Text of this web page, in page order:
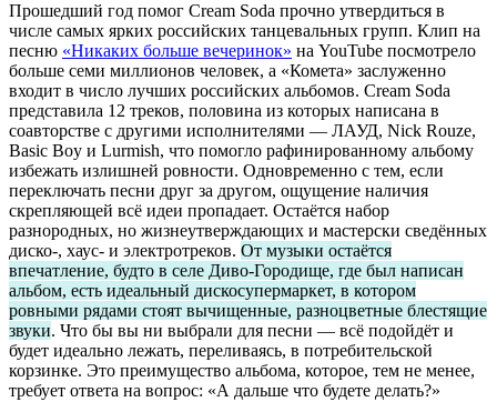
Прошедший год помог Cream Soda прочно утвердиться в
числе самых ярких российских танцевальных групп. Клип на
песню «Никаких больше вечеринок» на YouTube посмотрело
больше семи миллионов человек, а «Комета» заслуженно
входит в число лучших российских альбомов. Cream Soda
представила 12 треков, половина из которых написана в
соавторстве с другими исполнителями — ЛАУД, Nick Rouze,
Basic Boy и Lurmish, что помогло рафинированному альбому
избежать излишней ровности. Одновременно с тем, если
переключать песни друг за другом, ощущение наличия
скрепляющей всё идеи пропадает. Остаётся набор
разнородных, но жизнеутверждающих и мастерски сведённых
диско-, хаус- и электротреков. От музыки остаётся
впечатление, будто в селе Диво-Городище, где был написан
альбом, есть идеальный дискосупермаркет, в котором
ровными рядами стоят вычищенные, разноцветные блестящие
звуки. Что бы вы ни выбрали для песни — всё подойдёт и
будет идеально лежать, переливаясь, в потребительской
корзинке. Это преимущество альбома, которое, тем не менее,
требует ответа на вопрос: «А дальше что будете делать?»